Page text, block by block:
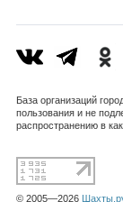
База организаций
пользования и не
распространению в
© 2005—2026